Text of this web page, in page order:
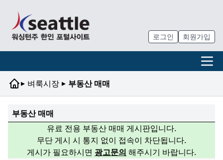
로그인 회원가입
▸ 벼룩시장 ▸ 부동산 매매
부동산 매매
유료 전용 부동산 매매 게시판입니다.
무단 게시 시 통지 없이 접속이 차단됩니다.
게시가 필요하시면 광고문의 해주시기 바랍니다.